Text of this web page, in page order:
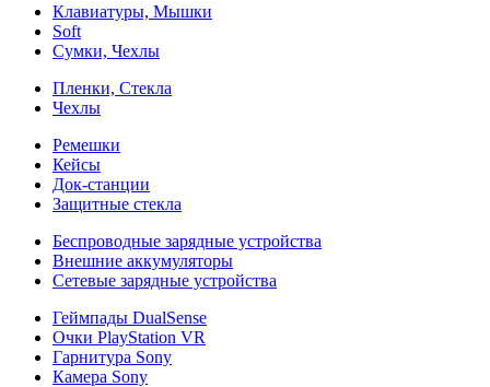
Клавиатуры, Мышки
Soft
Сумки, Чехлы
Пленки, Стекла
Чехлы
Ремешки
Кейсы
Док-станции
Защитные стекла
Беспроводные зарядные устройства
Внешние аккумуляторы
Сетевые зарядные устройства
Геймпады DualSense
Очки PlayStation VR
Гарнитура Sony
Камера Sony